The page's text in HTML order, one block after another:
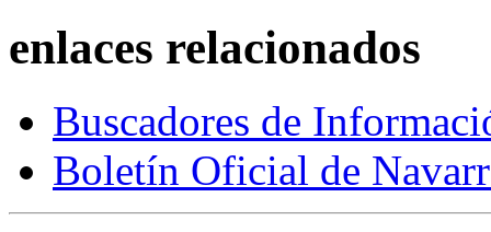
enlaces relacionados
Buscadores de
Boletín Oficial de